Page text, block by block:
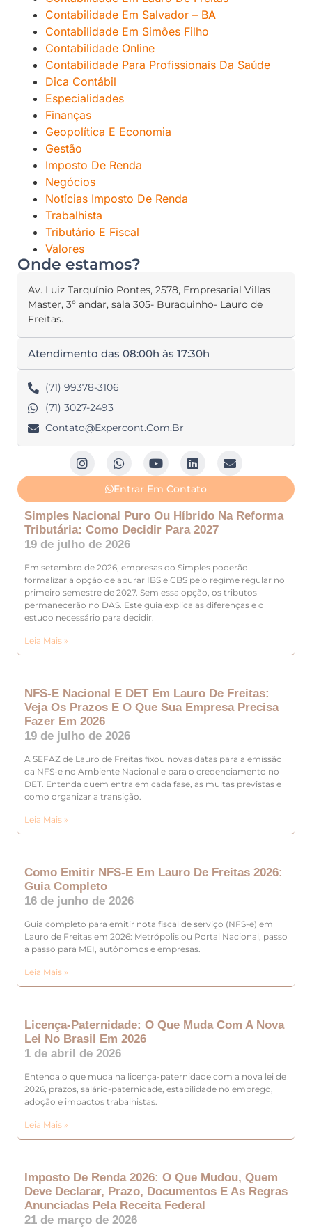
Contabilidade Em Salvador – BA
Contabilidade Em Simões Filho
Contabilidade Online
Contabilidade Para Profissionais Da Saúde
Dica Contábil
Especialidades
Finanças
Geopolítica E Economia
Gestão
Imposto De Renda
Negócios
Notícias Imposto De Renda
Trabalhista
Tributário E Fiscal
Valores
Onde estamos?
Av. Luiz Tarquínio Pontes, 2578, Empresarial Villas
Master, 3º andar, sala 305- Buraquinho- Lauro de
Freitas.
Atendimento das 08:00h às 17:30h
(71) 99378-3106
(71) 3027-2493
Contato@expercont.com.br
Entrar Em Contato
Simples Nacional Puro Ou Híbrido Na Reforma
Tributária: Como Decidir Para 2027
19 de julho de 2026
Em setembro de 2026, empresas do Simples poderão
formalizar a opção de apurar IBS e CBS pelo regime regular no
primeiro semestre de 2027. Sem essa opção, os tributos
permanecerão no DAS. Este guia explica as diferenças e o
estudo necessário para decidir.
Leia Mais »
NFS-E Nacional E DET Em Lauro De Freitas:
Veja Os Prazos E O Que Sua Empresa Precisa
Fazer Em 2026
19 de julho de 2026
A SEFAZ de Lauro de Freitas fixou novas datas para a emissão
da NFS-e no Ambiente Nacional e para o credenciamento no
DET. Entenda quem entra em cada fase, as multas previstas e
como organizar a transição.
Leia Mais »
Como Emitir NFS-E Em Lauro De Freitas 2026:
Guia Completo
16 de junho de 2026
Guia completo para emitir nota fiscal de serviço (NFS-e) em
Lauro de Freitas em 2026: Metrópolis ou Portal Nacional, passo
a passo para MEI, autônomos e empresas.
Leia Mais »
Licença-Paternidade: O Que Muda Com A Nova
Lei No Brasil Em 2026
1 de abril de 2026
Entenda o que muda na licença-paternidade com a nova lei de
2026, prazos, salário-paternidade, estabilidade no emprego,
adoção e impactos trabalhistas.
Leia Mais »
Imposto De Renda 2026: O Que Mudou, Quem
Deve Declarar, Prazo, Documentos E As Regras
Anunciadas Pela Receita Federal
21 de março de 2026